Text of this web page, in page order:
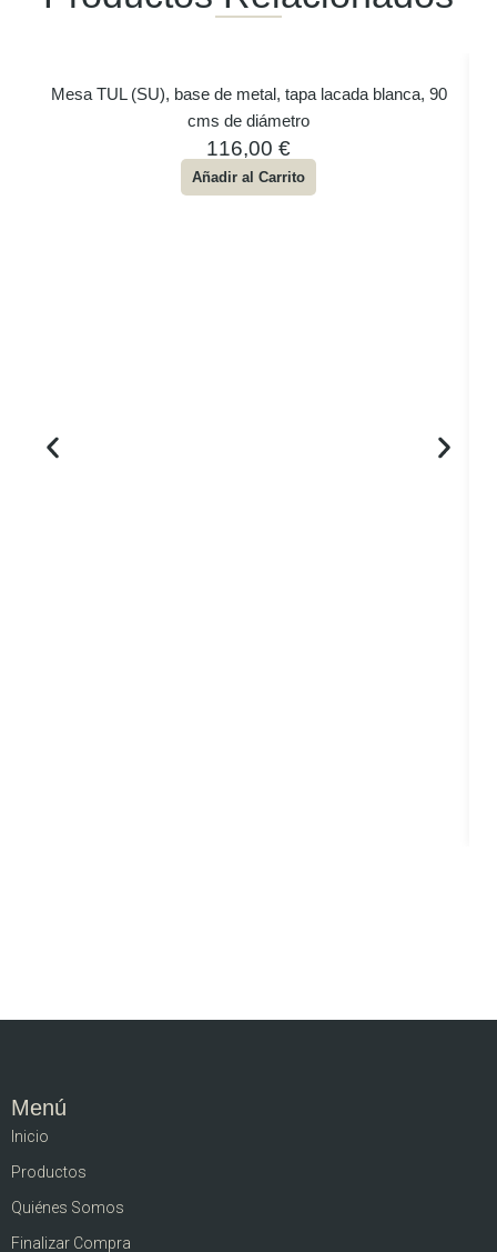
Mesa TUL (SU), base de metal, tapa lacada blanca, 90
cms de diámetro
116,00 €
Añadir al Carrito
Menú
Inicio
Productos
Quiénes Somos
Finalizar Compra